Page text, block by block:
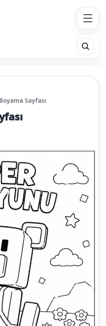
Sayfası